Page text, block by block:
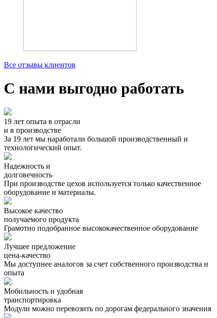
Все отзывы клиентов
С нами выгодно работать
19 лет опыта в отрасли
и в производстве
За 19 лет мы наработали большой производственный и
технологический опыт.
Надежность и
долговечность
При производстве цехов используется только качественное
оборудование и материалы.
Высокое качество
получаемого продукта
Грамотно подобранное высококачественное оборудование
Лучшее предложение
цена-качество
Мы доступнее аналогов за счет собственного производства и
опыта
Мобильность и удобная
транспортировка
Модули можно перевозить по дорогам федерального значения